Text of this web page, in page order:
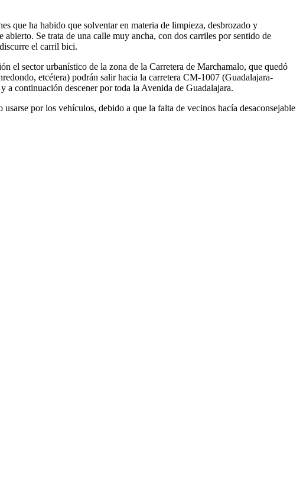
que ha habido que solventar en materia de limpieza, desbrozado y
Se trata de una calle muy ancha, con dos carriles por sentido de
el carril bici.
el sector urbanístico de la zona de la Carretera de Marchamalo, que quedó
etcétera) podrán salir hacia la carretera CM-1007 (Guadalajara-
a continuación descener por toda la Avenida de Guadalajara.
por los vehículos, debido a que la falta de vecinos hacía desaconsejable